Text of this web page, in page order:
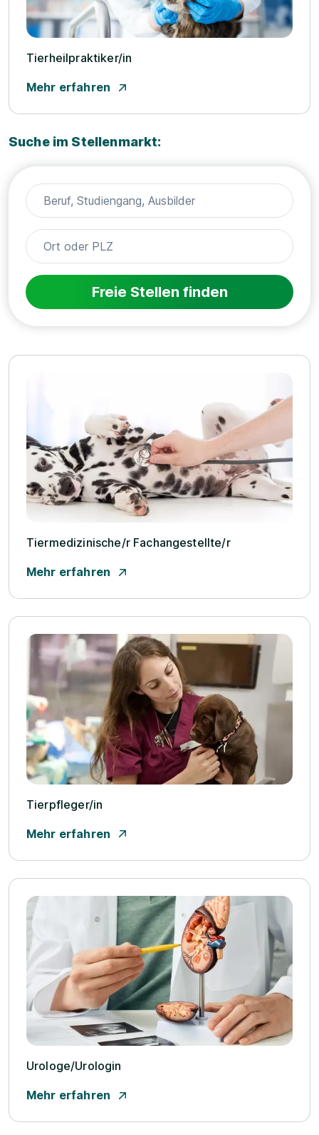
Tierheilpraktiker/­in
Mehr erfahren
Suche im Stellenmarkt:
Freie Stellen finden
Tiermedizinische/­r Fachangestellte/­r
Mehr erfahren
Tierpfleger/­in
Mehr erfahren
Urologe/­Urologin
Mehr erfahren